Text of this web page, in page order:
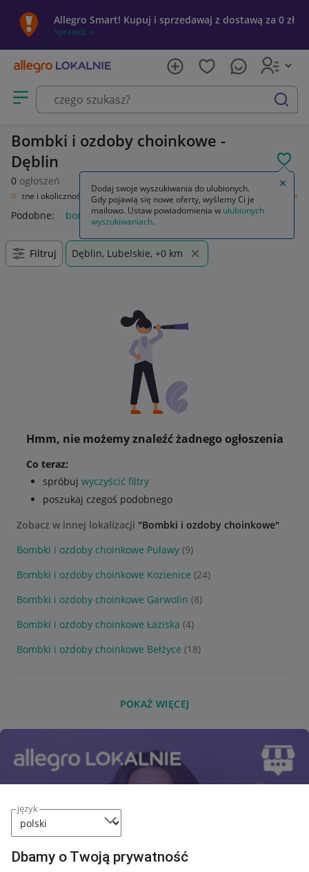
język
Dbamy o Twoją prywatność
Allegro Smart! Kupuj i sprzedawaj z dostawą za 0 zł
Sprawdź »
Otwórz menu z kategoriami
szukaj
Bombki i ozdoby choinkowe -
Dęblin
0 ogłoszeń
i okolicznościowe Boże Narodzenie Bombki i ozdoby choinkowe
Podobne: bombki i ozdoby choinkowe
Filtruj Dęblin, Lubelskie, +0 km
Hmm, nie możemy znaleźć żadnego ogłoszenia
Co teraz:
spróbuj wyczyścić filtry
poszukaj czegoś podobnego
Zobacz w innej lokalizacji "Bombki i ozdoby choinkowe"
Bombki i ozdoby choinkowe Puławy (9)
Bombki i ozdoby choinkowe Kozienice (24)
Bombki i ozdoby choinkowe Garwolin (8)
Bombki i ozdoby choinkowe Łaziska (4)
Bombki i ozdoby choinkowe Bełżyce (18)
POKAŻ WIĘCEJ
Dodaj swoje wyszukiwania do ulubionych.
Gdy pojawią się nowe oferty, wyślemy Ci je
mailowo. Ustaw powiadomienia w ulubionych
wyszukiwaniach.